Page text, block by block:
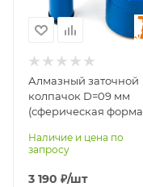
KING
Алмазный заточной
колпачок D=09 мм
(сферическая форма,
Quality-TT
Наличие и цена по
запросу
3 190 ₽/шт